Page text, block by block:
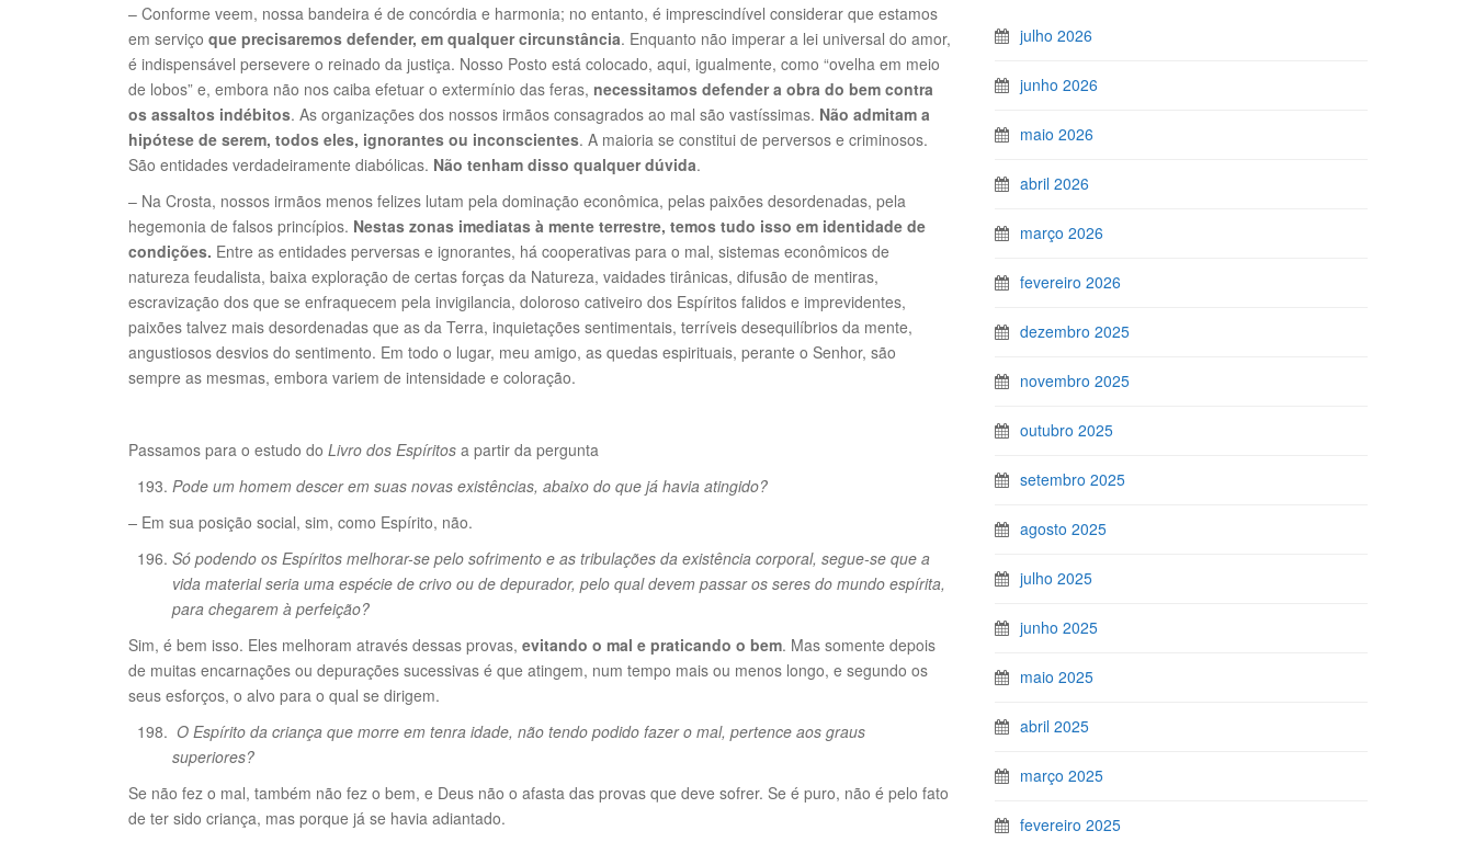
– Conforme veem, nossa bandeira é de concórdia e harmonia; no entanto, é imprescindível considerar que estamos
em serviço que precisaremos defender, em qualquer circunstância. Enquanto não imperar a lei universal do amor,
é indispensável persevere o reinado da justiça. Nosso Posto está colocado, aqui, igualmente, como “ovelha em meio
de lobos” e, embora não nos caiba efetuar o extermínio das feras, necessitamos defender a obra do bem contra
os assaltos indébitos. As organizações dos nossos irmãos consagrados ao mal são vastíssimas. Não admitam a
hipótese de serem, todos eles, ignorantes ou inconscientes. A maioria se constitui de perversos e criminosos.
São entidades verdadeiramente diabólicas. Não tenham disso qualquer dúvida.
– Na Crosta, nossos irmãos menos felizes lutam pela dominação econômica, pelas paixões desordenadas, pela
hegemonia de falsos princípios. Nestas zonas imediatas à mente terrestre, temos tudo isso em identidade de
condições. Entre as entidades perversas e ignorantes, há cooperativas para o mal, sistemas econômicos de
natureza feudalista, baixa exploração de certas forças da Natureza, vaidades tirânicas, difusão de mentiras,
escravização dos que se enfraquecem pela invigilancia, doloroso cativeiro dos Espíritos falidos e imprevidentes,
paixões talvez mais desordenadas que as da Terra, inquietações sentimentais, terríveis desequilíbrios da mente,
angustiosos desvios do sentimento. Em todo o lugar, meu amigo, as quedas espirituais, perante o Senhor, são
sempre as mesmas, embora variem de intensidade e coloração.
Passamos para o estudo do Livro dos Espíritos a partir da pergunta
Pode um homem descer em suas novas existências, abaixo do que já havia atingido?
– Em sua posição social, sim, como Espírito, não.
Só podendo os Espíritos melhorar-se pelo sofrimento e as tribulações da existência corporal, segue-se que a
vida material seria uma espécie de crivo ou de depurador, pelo qual devem passar os seres do mundo espírita,
para chegarem à perfeição?
Sim, é bem isso. Eles melhoram através dessas provas, evitando o mal e praticando o bem. Mas somente depois
de muitas encarnações ou depurações sucessivas é que atingem, num tempo mais ou menos longo, e segundo os
seus esforços, o alvo para o qual se dirigem.
O Espírito da criança que morre em tenra idade, não tendo podido fazer o mal, pertence aos graus
superiores?
Se não fez o mal, também não fez o bem, e Deus não o afasta das provas que deve sofrer. Se é puro, não é pelo fato
de ter sido criança, mas porque já se havia adiantado.
julho 2026
junho 2026
maio 2026
abril 2026
março 2026
fevereiro 2026
dezembro 2025
novembro 2025
outubro 2025
setembro 2025
agosto 2025
julho 2025
junho 2025
maio 2025
abril 2025
março 2025
fevereiro 2025